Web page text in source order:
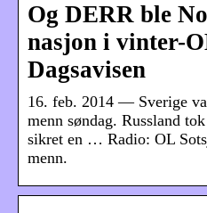
Og DERR ble
nasjon i vinter-
Dagsavisen
16. feb. 2014 — Sverige
menn søndag. Russland
sikret en … Radio: OL
menn.